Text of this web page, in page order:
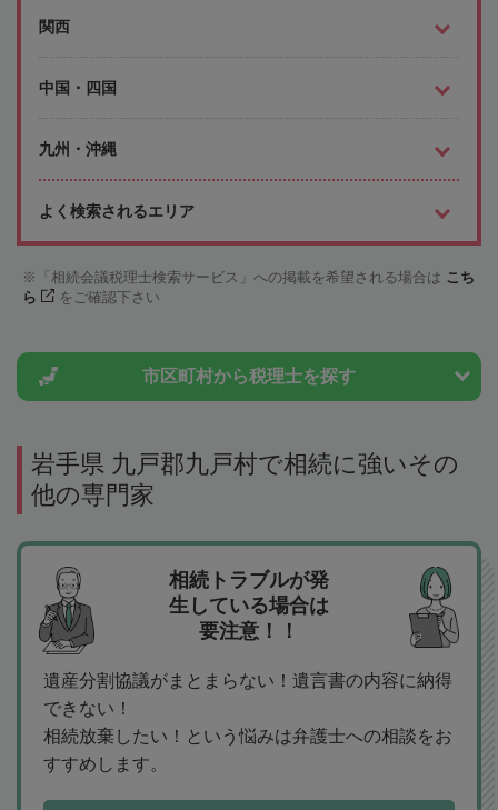
関西
中国・四国
九州・沖縄
よく検索されるエリア
「相続会議税理士検索サービス」への掲載を希望される場合は こち
ら
をご確認下さい
市区町村から税理士を探す
岩手県 九戸郡九戸村で相続に強いその
他の専門家
相続トラブルが発
生している場合は
要注意！！
遺産分割協議がまとまらない！遺言書の内容に納得
できない！
相続放棄したい！という悩みは弁護士への相談をお
すすめします。